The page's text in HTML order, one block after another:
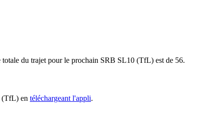
du trajet pour le prochain SRB SL10 (TfL) est de 56.
(TfL) en téléchargeant l'appli.